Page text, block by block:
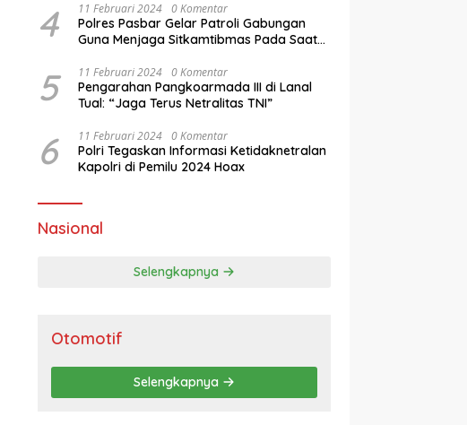
4 11 Februari 2024 0 Komentar
Polres Pasbar Gelar Patroli Gabungan
Guna Menjaga Sitkamtibmas Pada Saat
5 11 Februari 2024 0 Komentar
Pengarahan Pangkoarmada III di Lanal
Tual: “Jaga Terus Netralitas TNI”
6 11 Februari 2024 0 Komentar
Polri Tegaskan Informasi Ketidaknetralan
Kapolri di Pemilu 2024 Hoax
Nasional
Selengkapnya
Otomotif
Selengkapnya